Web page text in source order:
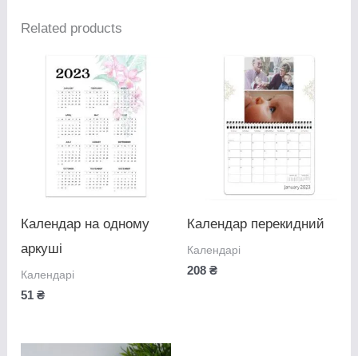
Related products
Календар на одному
аркуші
Календарі
51₴
Календар перекидний
Календарі
208 ₴